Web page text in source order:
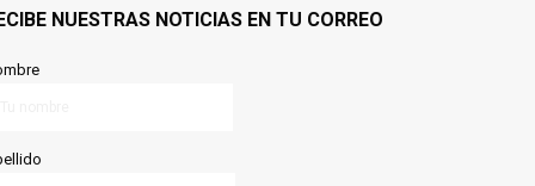
NUESTRAS NOTICIAS EN TU CORREO